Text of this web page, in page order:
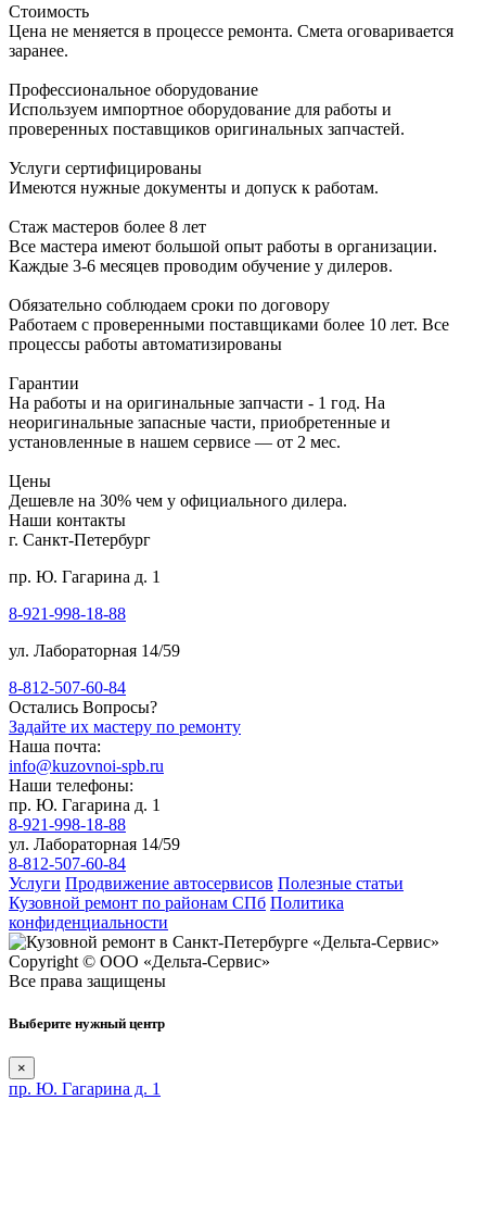
Стоимость
Цена не меняется в процессе ремонта. Смета оговаривается
заранее.
Профессиональное оборудование
Используем импортное оборудование для работы и
проверенных поставщиков оригинальных запчастей.
Услуги сертифицированы
Имеются нужные документы и допуск к работам.
Стаж мастеров более 8 лет
Все мастера имеют большой опыт работы в организации.
Каждые 3-6 месяцев проводим обучение у дилеров.
Обязательно соблюдаем сроки по договору
Работаем с проверенными поставщиками более 10 лет. Все
процессы работы автоматизированы
Гарантии
На работы и на оригинальные запчасти - 1 год. На
неоригинальные запасные части, приобретенные и
установленные в нашем сервисе — от 2 мес.
Цены
Дешевле на 30% чем у официального дилера.
Наши контакты
г. Санкт-Петербург
пр. Ю. Гагарина д. 1
8-921-998-18-88
ул. Лабораторная 14/59
8-812-507-60-84
Остались Вопросы?
Задайте их мастеру по ремонту
Наша почта:
info@kuzovnoi-spb.ru
Наши телефоны:
пр. Ю. Гагарина д. 1
8-921-998-18-88
ул. Лабораторная 14/59
8-812-507-60-84
Услуги Продвижение автосервисов Полезные статьи
Кузовной ремонт по районам СПб Политика
конфиденциальности
Copyright © ООО «Дельта-Сервис»
Все права защищены
Выберите нужный центр
×
пр. Ю. Гагарина д. 1